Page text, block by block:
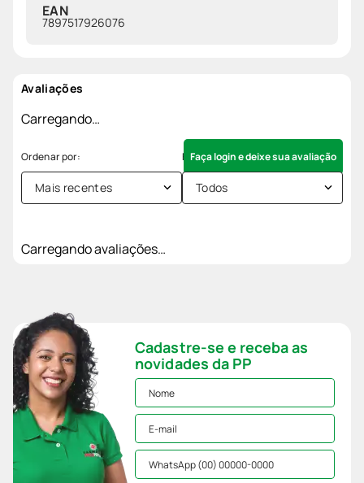
EAN
7897517926076
Avaliações
Carregando…
Faça login e deixe sua avaliação
Mais recentes Todos
Carregando avaliações…
Cadastre-se e receba as
novidades da PP